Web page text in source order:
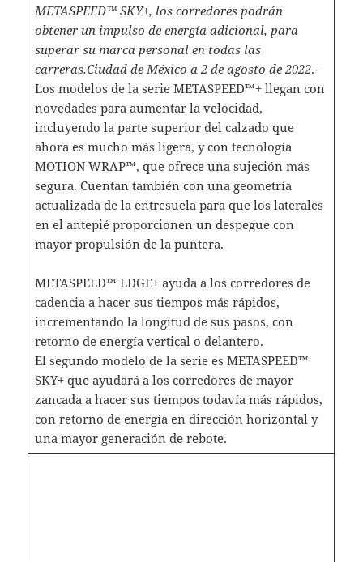
METASPEED™ SKY+, los corredores podrán
obtener un impulso de energía adicional, para
superar su marca personal en todas las
carreras.Ciudad de México a 2 de agosto de 2022.-
Los modelos de la serie METASPEED™+ llegan con
novedades para aumentar la velocidad,
incluyendo la parte superior del calzado que
ahora es mucho más ligera, y con tecnología
MOTION WRAP™, que ofrece una sujeción más
segura. Cuentan también con una geometría
actualizada de la entresuela para que los laterales
en el antepié proporcionen un despegue con
mayor propulsión de la puntera.
METASPEED™ EDGE+ ayuda a los corredores de
cadencia a hacer sus tiempos más rápidos,
incrementando la longitud de sus pasos, con
retorno de energía vertical o delantero.
El segundo modelo de la serie es METASPEED™
SKY+ que ayudará a los corredores de mayor
zancada a hacer sus tiempos todavía más rápidos,
con retorno de energía en dirección horizontal y
una mayor generación de rebote.